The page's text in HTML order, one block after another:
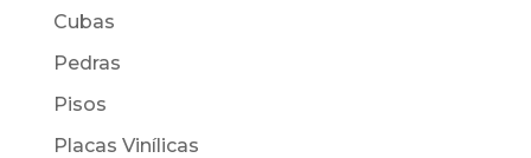
Cubas
Pedras
Pisos
Placas Vinílicas